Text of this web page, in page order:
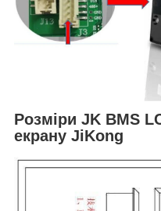
Розміри JK BMS
екрану JiKong